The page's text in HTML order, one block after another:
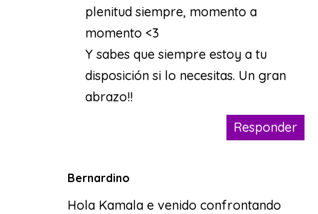
plenitud siempre, momento a
momento <3
Y sabes que siempre estoy a tu
disposición si lo necesitas. Un gran
abrazo!!
Responder
Bernardino
Hola Kamala e venido confrontando